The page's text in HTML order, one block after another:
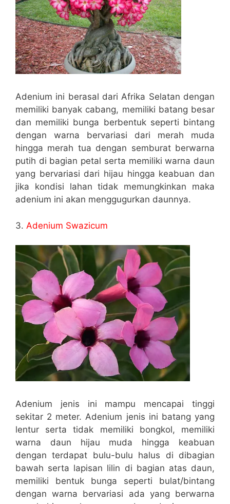
Adenium ini berasal dari Afrika Selatan dengan
memiliki banyak cabang, memiliki batang besar
dan memiliki bunga berbentuk seperti bintang
dengan warna bervariasi dari merah muda
hingga merah tua dengan semburat berwarna
putih di bagian petal serta memiliki warna daun
yang bervariasi dari hijau hingga keabuan dan
jika kondisi lahan tidak memungkinkan maka
adenium ini akan menggugurkan daunnya.
3. Adenium Swazicum
Adenium jenis ini mampu mencapai tinggi
sekitar 2 meter. Adenium jenis ini batang yang
lentur serta tidak memiliki bongkol, memiliki
warna daun hijau muda hingga keabuan
dengan terdapat bulu-bulu halus di dibagian
bawah serta lapisan lilin di bagian atas daun,
memiliki bentuk bunga seperti bulat/bintang
dengan warna bervariasi ada yang berwarna